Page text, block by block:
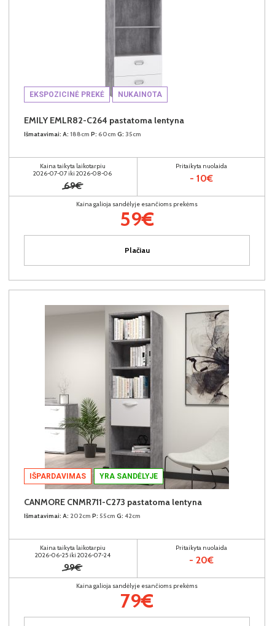
EKSPOZICINĖ PREKĖ NUKAINOTA
EMILY EMLR82-C264 pastatoma lentyna
Išmatavimai: A: 188cm P: 60cm G: 35cm
Kaina taikyta laikotarpiu
2026-07-07 iki 2026-08-06
69€
Pritaikyta nuolaida
- 10€
Kaina galioja sandėlyje esančioms prekėms
59€
Plačiau
IŠPARDAVIMAS YRA SANDĖLYJE
CANMORE CNMR711-C273 pastatoma lentyna
Išmatavimai: A: 202cm P: 55cm G: 42cm
Kaina taikyta laikotarpiu
2026-06-25 iki 2026-07-24
99€
Pritaikyta nuolaida
- 20€
Kaina galioja sandėlyje esančioms prekėms
79€